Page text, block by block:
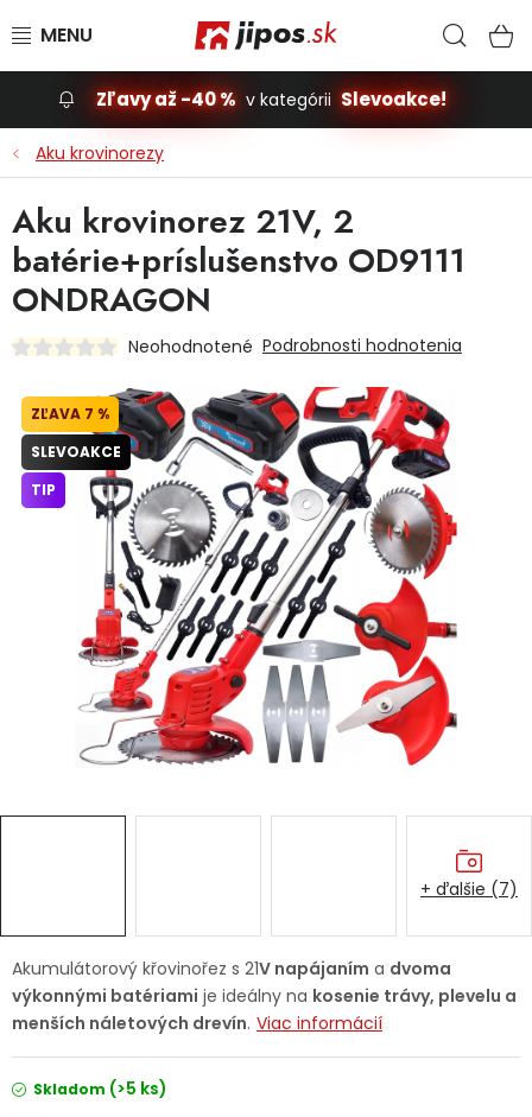
Slevoakce
Stavba, dom
Dielňa
Príslušenstvo pre automobily
Vybavenie a hračky pre deti
Domácnosť
Ochranné pracovné pomôcky
Vianoce
Fotovoltaika
Značky
Doprava a platba Váš zákaznícky účet
Kontakty
Zľavy až -40 % v kategórii Slevoakce!
Aku krovinorezy
Akumulátorový křovinořez s 21V napájaním a dvoma
výkonnými batériami je ideálny na kosenie trávy, plevelu a
menších náletových drevín. Viac informácií
Skladom (>5 ks)
Aku krovinorez 21V, 2
batérie+príslušenstvo OD9111
ONDRAGON
Neohodnotené Podrobnosti hodnotenia
7 %
SLEVOAKCE
TIP
+ ďalšie (7)